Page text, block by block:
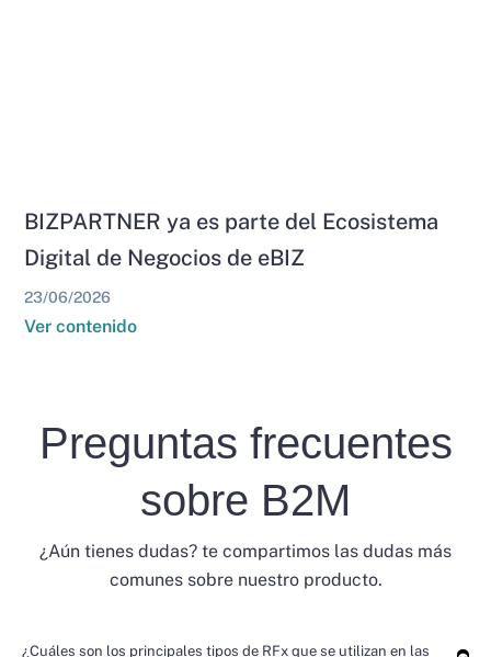
BIZPARTNER ya es parte del Ecosistema
Digital de Negocios de eBIZ
23/06/2026
Ver contenido
Preguntas frecuentes
sobre B2M
¿Aún tienes dudas? te compartimos las dudas más
comunes sobre nuestro producto.
¿Cuáles son los principales tipos de RFx que se utilizan en las